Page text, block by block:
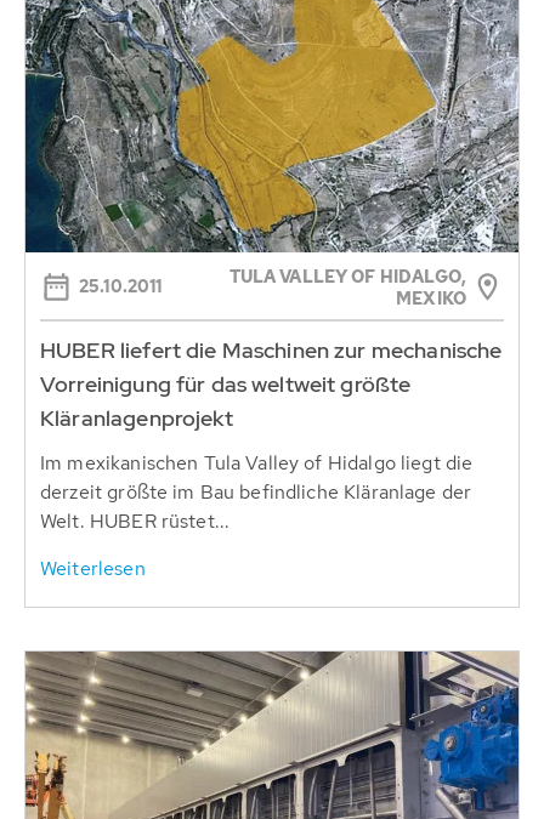
25.10.2011
TULA VALLEY OF HIDALGO,
MEXIKO
HUBER liefert die Maschinen zur mechanische
Vorreinigung für das weltweit größte
Kläranlagenprojekt
Im mexikanischen Tula Valley of Hidalgo liegt die
derzeit größte im Bau befindliche Kläranlage der
Welt. HUBER rüstet...
Weiterlesen